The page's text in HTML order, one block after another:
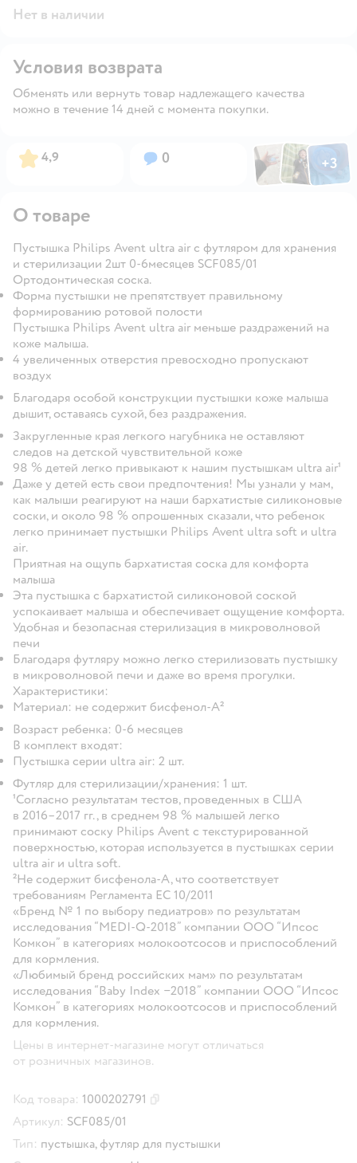
Нет в наличии
Условия возврата
Обменять или вернуть товар надлежащего качества
можно в течение 14 дней с момента покупки.
Рейтинг:
4,9 Вопросов:
0 ФотоФотоФото
+3
Открыть
О товаре
Пустышка Philips Avent ultra air с футляром для хранения
и стерилизации 2шт 0-6месяцев SCF085/01
Ортодонтическая соска.
Форма пустышки не препятствует правильному
формированию ротовой полости
Пустышка Philips Avent ultra air меньше раздражений на
коже малыша.
4 увеличенных отверстия превосходно пропускают
воздух
Благодаря особой конструкции пустышки коже малыша
дышит, оставаясь сухой, без раздражения.
Закругленные края легкого нагубника не оставляют
следов на детской чувствительной коже
98 % детей легко привыкают к нашим пустышкам ultra air¹
Даже у детей есть свои предпочтения! Мы узнали у мам,
как малыши реагируют на наши бархатистые силиконовые
соски, и около 98 % опрошенных сказали, что ребенок
легко принимает пустышки Philips Avent ultra soft и ultra
air.
Приятная на ощупь бархатистая соска для комфорта
малыша
Эта пустышка с бархатистой силиконовой соской
успокаивает малыша и обеспечивает ощущение комфорта.
Удобная и безопасная стерилизация в микроволновой
печи
Благодаря футляру можно легко стерилизовать пустышку
в микроволновой печи и даже во время прогулки.
Характеристики:
Материал: не содержит бисфенол-А²
Возраст ребенка: 0-6 месяцев
В комплект входят:
Пустышка серии ultra air: 2 шт.
Футляр для стерилизации/хранения: 1 шт.
¹Согласно результатам тестов, проведенных в США
в 2016–2017 гг., в среднем 98 % малышей легко
принимают соску Philips Avent с текстурированной
поверхностью, которая используется в пустышках серии
ultra air и ultra soft.
²Не содержит бисфенола-А, что соответствует
требованиям Регламента ЕС 10/2011
«Бренд № 1 по выбору педиатров» по результатам
исследования “MEDI-Q-2018” компании ООО “Ипсос
Комкон” в категориях молокоотсосов и приспособлений
для кормления.
«Любимый бренд российских мам» по результатам
исследования “Baby Index −2018” компании ООО “Ипсос
Комкон” в категориях молокоотсосов и приспособлений
для кормления.
Цены в интернет-магазине могут отличаться
от розничных магазинов.
Код товара: 1000202791
Артикул: SCF085/01
Тип: пустышка, футляр для пустышки